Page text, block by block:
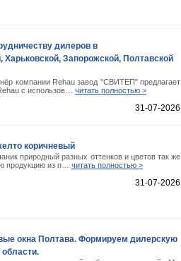
дилеров в
Харьковской, Запорожской, Полтавской
компании Rehau завод "СВИТЕП" предлагает
с использов… читать полностью >
31-07-2026
коричневый
природный разных оттенков и цветов так же
продукцию из п… читать полностью >
31-07-2026
окна Полтава. Формируем дилерскую
области.